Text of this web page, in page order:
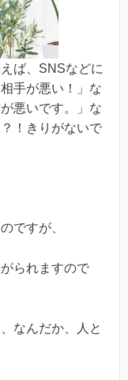
ば、SNSなどに
手が悪い！」な
悪いです。」な
！きりがないで
ですが、
られますので
なんだか、人と